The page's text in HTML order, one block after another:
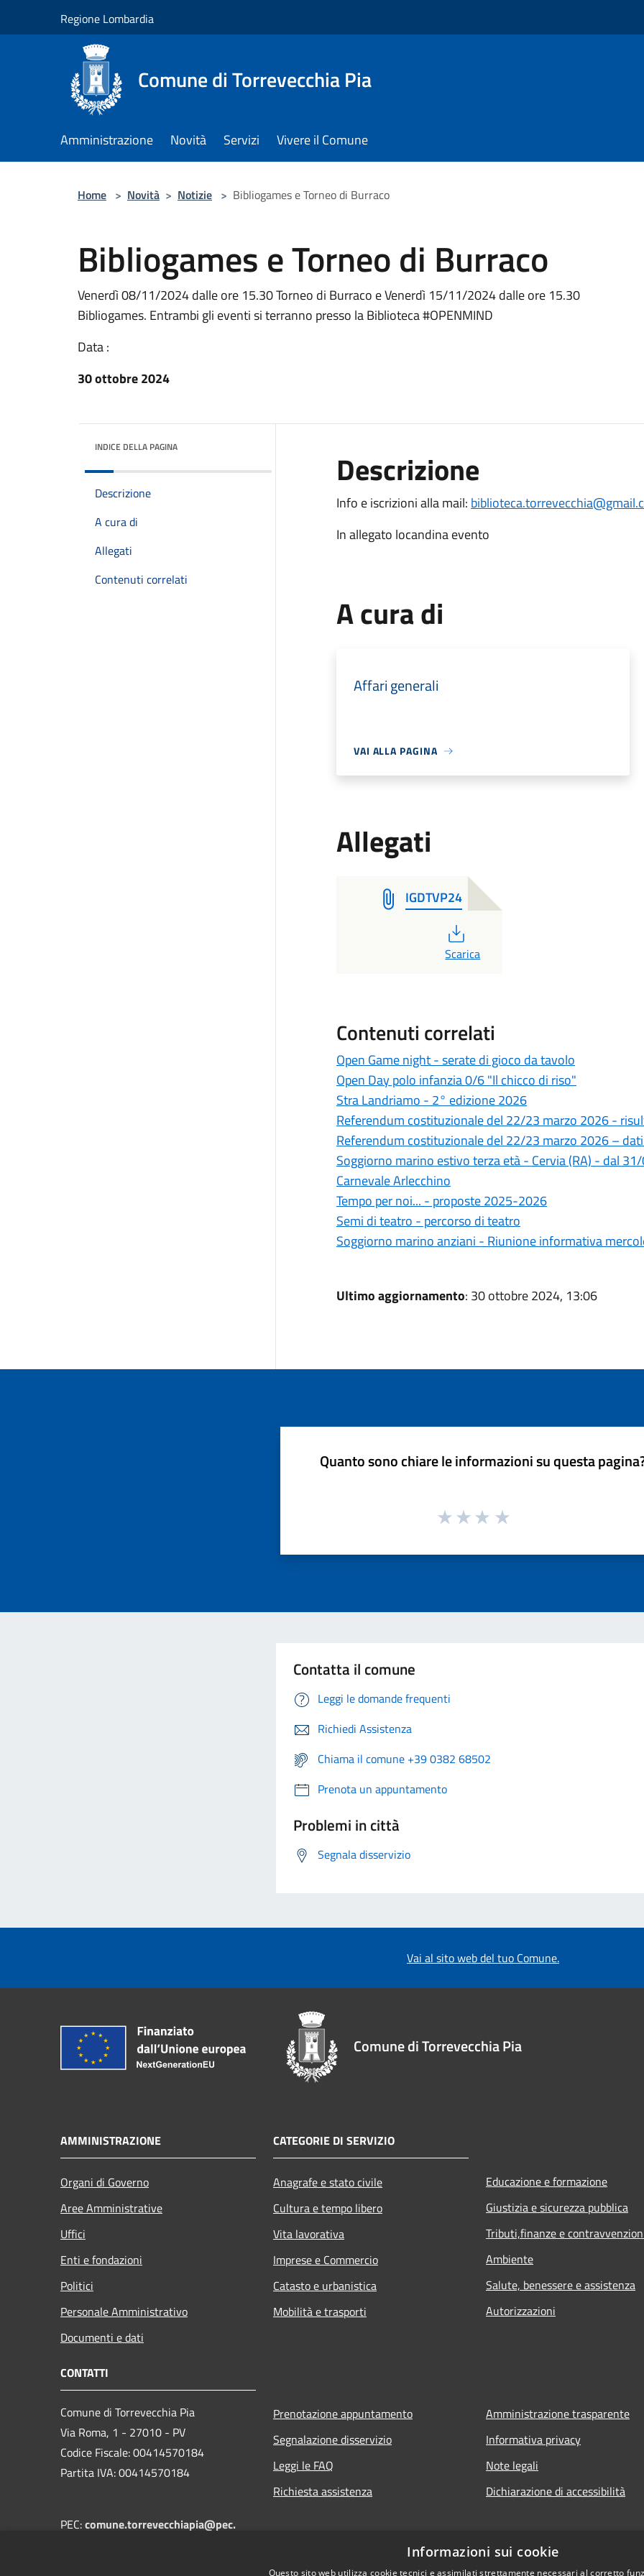
Regione Lombardia
Comune di Torrevecchia Pia
Amministrazione Novità Servizi Vivere il Comune
Home > Novità > Notizie > Bibliogames e Torneo di Burraco
Bibliogames e Torneo di Burraco
Venerdì 08/11/2024 dalle ore 15.30 Torneo di Burraco e Venerdì 15/11/2024 dalle ore 15.30
Bibliogames. Entrambi gli eventi si terranno presso la Biblioteca #OPENMIND
Data :
30 ottobre 2024
INDICE DELLA PAGINA
Descrizione
A cura di
Allegati
Contenuti correlati
Descrizione
Info e iscrizioni alla mail:
In allegato locandina evento
A cura di
Affari generali
VAI ALLA PAGINA
Allegati
IGDTVP24
PDF
Scarica
Contenuti correlati
Open Game night - serate di gioco da tavolo
Open Day polo infanzia 0/6 "Il chicco di riso"
Stra Landriamo - 2° edizione 2026
Referendum costituzionale del 22/23 marzo 2026 -
Referendum costituzionale del 22/23 marzo 2026 –
Soggiorno marino estivo terza età - Cervia (RA) - dal
Carnevale Arlecchino
Tempo per noi... - proposte 2025-2026
Semi di teatro - percorso di teatro
Soggiorno marino anziani - Riunione informativa
Ultimo aggiornamento: 30 ottobre 2024, 13:06
Quanto sono chiare le informazioni su questa
Contatta il comune
Leggi le domande frequenti
Richiedi Assistenza
Chiama il comune +39 0382 68502
Prenota un appuntamento
Problemi in città
Segnala disservizio
Vai al sito web del tuo Comune.
Comune di Torrevecchia Pia
AMMINISTRAZIONE
Organi di Governo
Aree Amministrative
Uffici
Enti e fondazioni
Politici
Personale Amministrativo
Documenti e dati
CATEGORIE DI SERVIZIO
Anagrafe e stato civile
Cultura e tempo libero
Vita lavorativa
Imprese e Commercio
Catasto e urbanistica
Mobilità e trasporti
Educazione e formazione
Giustizia e sicurezza pubblica
Tributi,finanze e
Ambiente
Salute, benessere e assistenza
Autorizzazioni
CONTATTI
Comune di Torrevecchia Pia
Via Roma, 1 - 27010 - PV
Codice Fiscale: 00414570184
Partita IVA: 00414570184
PEC:comune.torrevecchiapia@pec.
Prenotazione appuntamento
Segnalazione disservizio
Leggi le FAQ
Richiesta assistenza
Amministrazione trasparente
Informativa privacy
Note legali
Dichiarazione di accessibilità
Informazioni sui cookie
Questo sito web utilizza cookie tecnici e assimilati strettamente necessari al corretto